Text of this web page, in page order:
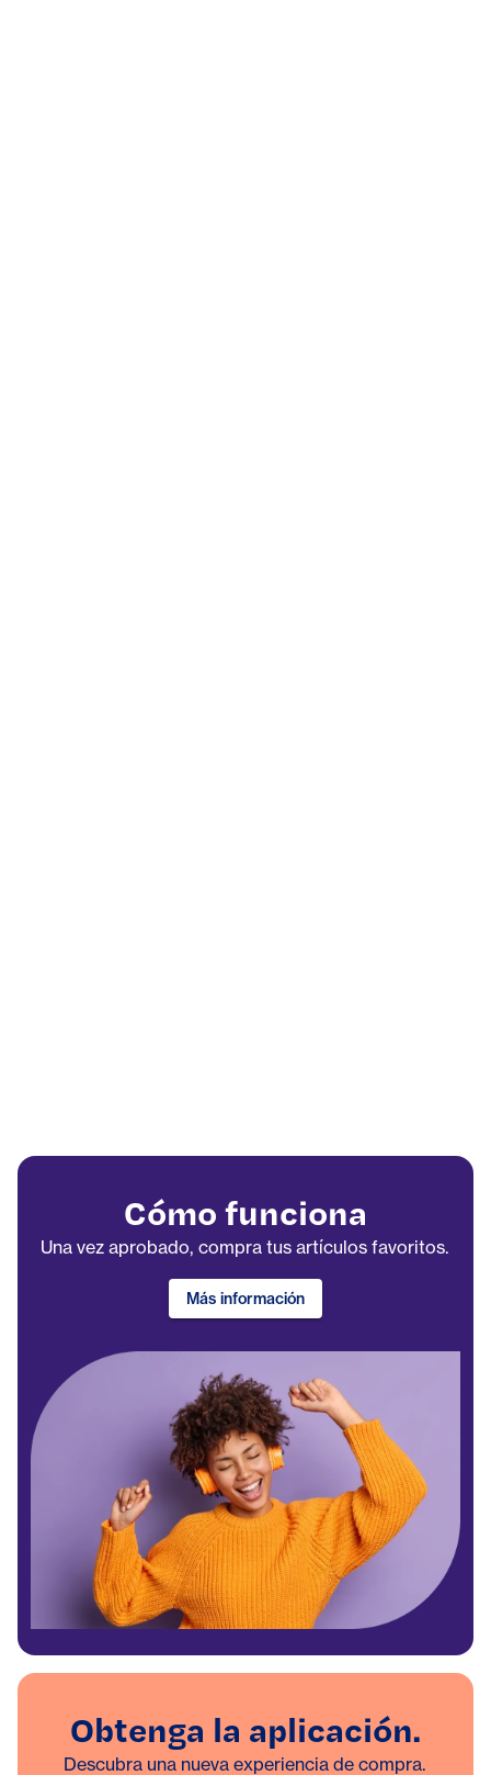
Cómo funciona
Una vez aprobado, compra tus artículos favoritos.
Más información
Obtenga la aplicación.
Descubra una nueva experiencia de compra.